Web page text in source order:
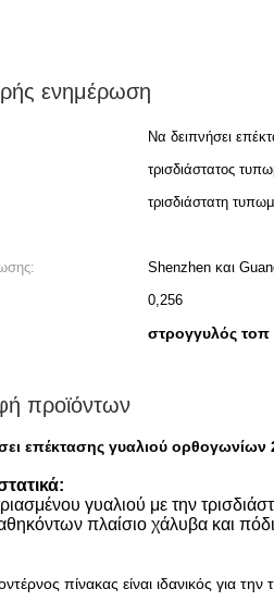
ενημέρωση
Να δειπνήσει
τρισδιάστατος
τρισδιάστατη
Shenzhen και
0,256
στρογγυλός τοπ
προϊόντων
επέκτασης γυαλιού ορθογωνίων
γυαλιού με την
πλαίσιο χάλυβα και πόδι
πίνακας είναι ιδανικός για